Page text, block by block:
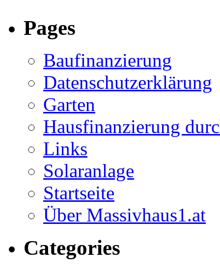
Pages
Baufinanzierung
Datenschutzerklärung
Garten
Hausfinanzierung
Links
Solaranlage
Startseite
Über Massivhaus1.at
Categories